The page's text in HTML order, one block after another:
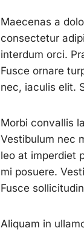
Maecenas a
consectetur
interdum orci.
Fusce ornare
nec, iaculis elit.
Morbi convallis
Vestibulum nec
leo at imperdiet
mi posuere.
Fusce
Aliquam in